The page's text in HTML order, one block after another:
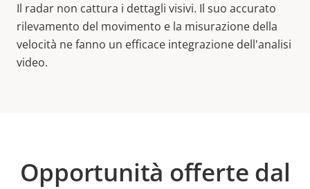
Il radar non cattura i dettagli visivi. Il suo accurato
rilevamento del movimento e la misurazione della
velocità ne fanno un efficace integrazione dell'analisi
video.
Opportunità offerte dal